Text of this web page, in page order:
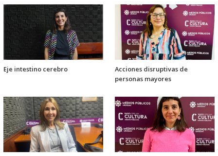
Eje intestino cerebro
Acciones disruptivas de
personas mayores